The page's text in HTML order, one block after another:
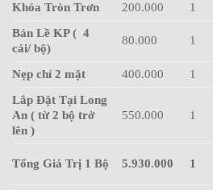
Khóa Tròn Trơn 200.000 1
Bản Lề KP ( 4
cái/ bộ)
80.000 1
Nẹp chỉ 2 mặt 400.000 1
Lắp Đặt Tại Long
An ( từ 2 bộ trở
lên )
550.000 1
Tổng Giá Trị 1 Bộ 5.930.000 1